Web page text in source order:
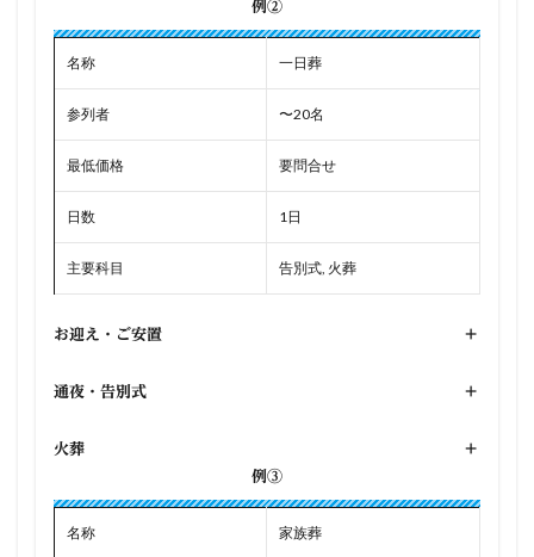
例②
名称 一日葬
参列者 〜20名
最低価格 要問合せ
日数 1日
主要科目 告別式, 火葬
お迎え・ご安置 +
通夜・告別式 +
火葬
+
例③
名称 家族葬